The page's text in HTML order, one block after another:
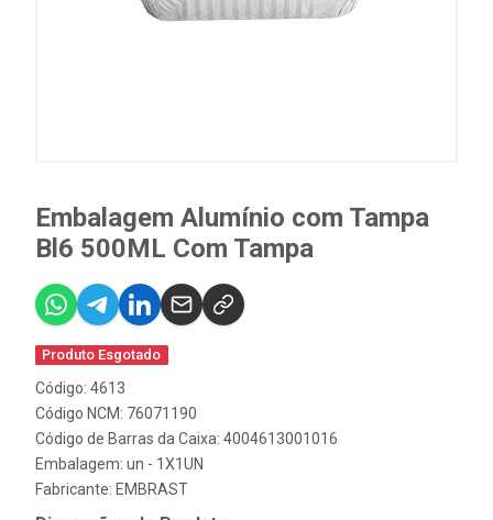
Embalagem Alumínio com Tampa
Bl6 500ML Com Tampa
Produto Esgotado
Código: 4613
Código NCM: 76071190
Código de Barras da Caixa: 4004613001016
Embalagem: un - 1X1UN
Fabricante: EMBRAST